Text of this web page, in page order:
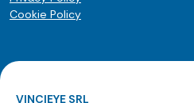
Cookie Policy
VINCIEYE SRL